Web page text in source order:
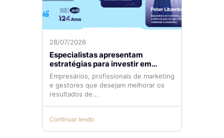
28/07/2026
Especialistas apresentam
estratégias para investir em
tráfego pago com mais eficiência
Empresários, profissionais de marketing
e gestores que desejam melhorar os
resultados de...
Continuar lendo